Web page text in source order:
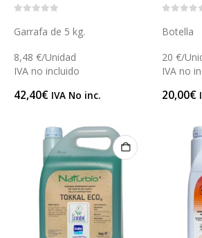
Garrafa de 5 kg.
8,48 €/Unidad
IVA no incluido
42,40€ IVA No inc.
Botella
20 €/
IVA no
20,00€